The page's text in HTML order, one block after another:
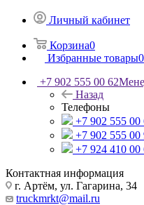
Личный кабинет
Корзина0
Избранные товары0
+7 902 555 00 62
Назад
Телефоны
+7 902 555 00
+7 902 555 00
+7 924 410 00
Контактная информация
г. Артём, ул. Гагарина, 34
truckmrkt@mail.ru